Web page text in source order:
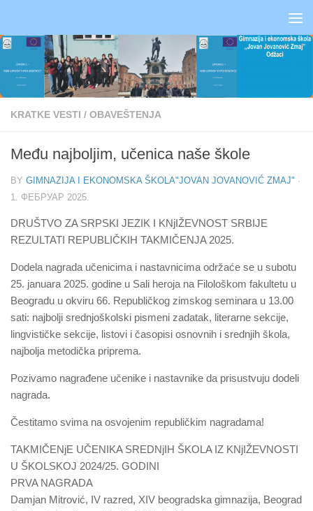
KRATKE VESTI / OBAVEŠTENJA
Među najboljim, učenica naše škole
BY GIMNAZIJA I EKONOMSKA ŠKOLA"JOVAN JOVANOVIĆ ZMAJ" ·
1. ФЕБРУАР 2025.
DRUŠTVO ZA SRPSKI JEZIK I KNjIŽEVNOST SRBIJE
REZULTATI REPUBLIČKIH TAKMIČENJA 2025.
Dodela nagrada učenicima i nastavnicima održaće se u subotu
25. januara 2025. godine u Sali heroja na Filološkom fakultetu u
Beogradu u okviru 66. Republičkog zimskog seminara u 13.00
sati: najbolji srednjoškolski pismeni zadatak, literarne sekcije,
lingvističke sekcije, listovi i časopisi osnovnih i srednjih škola,
najbolja metodička priprema.
Pozivamo nagrađene učenike i nastavnike da prisustvuju dodeli
nagrada.
Čestitamo svima na osvojenim republičkim nagradama!
TAKMIČENjE UČENIKA SREDNjIH ŠKOLA IZ KNjIŽEVNOSTI
U ŠKOLSKOJ 2024/25. GODINI
PRVA NAGRADA
Damjan Mitrović, IV razred, XIV beogradska gimnazija, Beograd